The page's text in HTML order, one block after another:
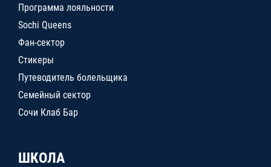
Программа лояльности
Sochi Queens
Фан-сектор
Стикеры
Путеводитель болельщика
Семейный сектор
Сочи Клаб Бар
ШКОЛА